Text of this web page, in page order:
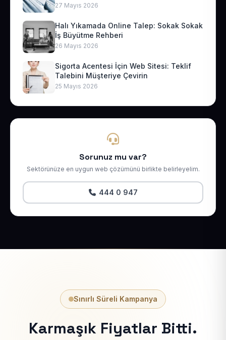
27 Mayıs 2026
Halı Yıkamada Online Talep: Sokak Sokak
İş Büyütme Rehberi
26 Mayıs 2026
Sigorta Acentesi İçin Web Sitesi: Teklif
Talebini Müşteriye Çevirin
25 Mayıs 2026
Sorunuz mu var?
Sektörünüze en uygun web çözümünü birlikte belirleyelim.
444 0 947
Sınırlı Süreli Kampanya
Karmaşık Fiyatlar Bitti.